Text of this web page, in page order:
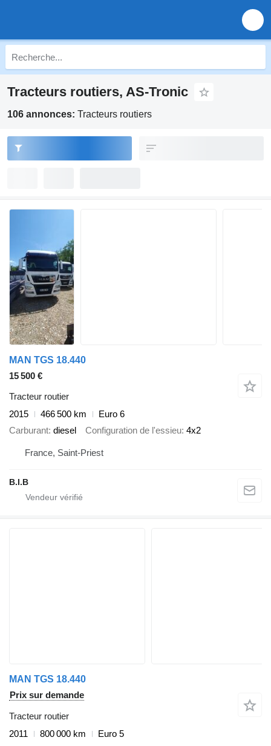
Tracteurs routiers, AS-Tronic
106 annonces: Tracteurs routiers
MAN TGS 18.440
15 500 €
Tracteur routier
2015
466 500 km
Euro 6
Carburant diesel Configuration de l'essieu 4x2
France, Saint-Priest
B.I.B
MAN TGS 18.440
Prix sur demande
Tracteur routier
2011
800 000 km
Euro 5